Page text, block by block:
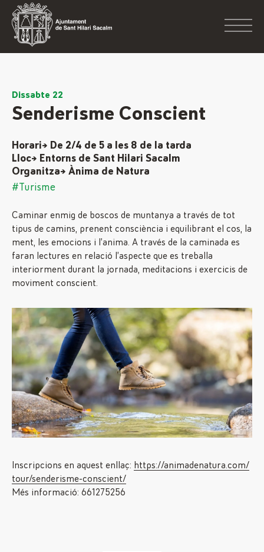
Dissabte 22
Senderisme Conscient
Horari→ De 2/4 de 5 a les 8 de la tarda
Lloc→ Entorns de Sant Hilari Sacalm
Organitza→ Ànima de Natura
#Turisme
Caminar enmig de boscos de muntanya a través de tot
tipus de camins, prenent consciència i equilibrant el cos, la
ment, les emocions i l’anima. A través de la caminada es
faran lectures en relació l’aspecte que es treballa
interiorment durant la jornada, meditacions i exercicis de
moviment conscient.
Inscripcions en aquest enllaç: https://animadenatura.com/
tour/senderisme-conscient/
Més informació: 661275256